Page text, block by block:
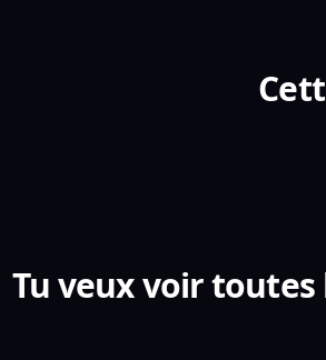
Tu veux voir toutes